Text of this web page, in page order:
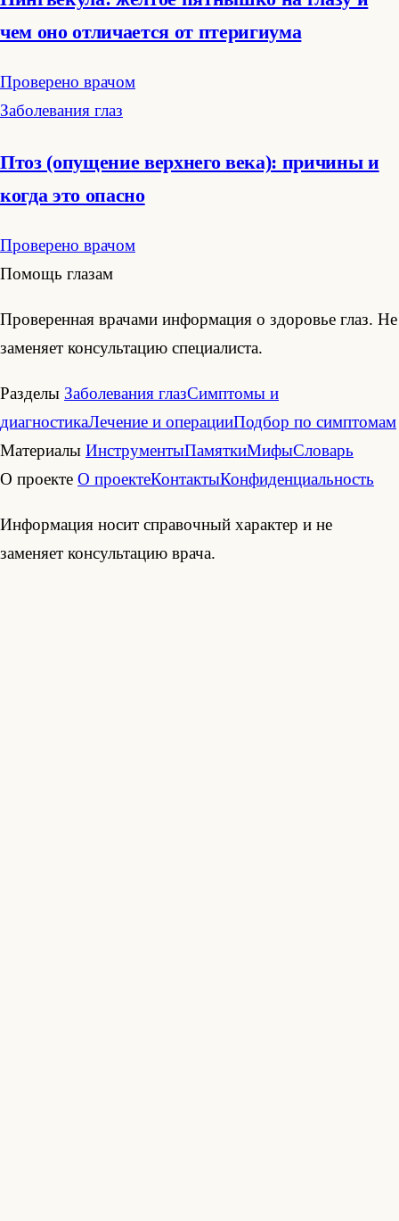
чем оно отличается от птеригиума
Проверено врачом
Заболевания глаз
Птоз (опущение верхнего века): причины и
когда это опасно
Проверено врачом
Помощь глазам
Проверенная врачами информация о здоровье глаз. Не
заменяет консультацию специалиста.
Разделы Заболевания глазСимптомы и
диагностикаЛечение и операцииПодбор по симптомам
Материалы ИнструментыПамяткиМифыСловарь
О проекте О проектеКонтактыКонфиденциальность
Информация носит справочный характер и не
заменяет консультацию врача.